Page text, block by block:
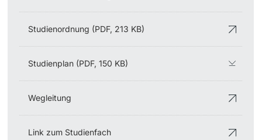
Studienordnung (PDF, 213 KB)
Studienplan (PDF, 150 KB)
Wegleitung
Link zum Studienfach